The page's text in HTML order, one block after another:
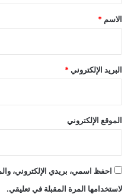
*
الاسم *
البريد الإلكتروني *
الموقع الإلكتروني
احفظ اسمي، بريدي الإلكتروني،
لاستخدامها المرة المقبلة في تعليقي.